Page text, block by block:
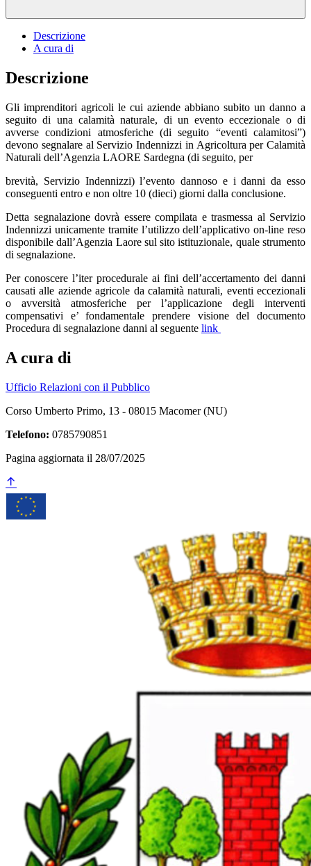
Descrizione
A cura di
Descrizione
Gli imprenditori agricoli le cui aziende abbiano subito un danno a
seguito di una calamità naturale, di un evento eccezionale o di
avverse condizioni atmosferiche (di seguito “eventi calamitosi”)
devono segnalare al Servizio Indennizzi in Agricoltura per Calamità
Naturali dell’Agenzia LAORE Sardegna (di seguito, per
brevità, Servizio Indennizzi) l’evento dannoso e i danni da esso
conseguenti entro e non oltre 10 (dieci) giorni dalla conclusione.
Detta segnalazione dovrà essere compilata e trasmessa al Servizio
Indennizzi unicamente tramite l’utilizzo dell’applicativo on-line reso
disponibile dall’Agenzia Laore sul sito istituzionale, quale strumento
di segnalazione.
Per conoscere l’iter procedurale ai fini dell’accertamento dei danni
causati alle aziende agricole da calamità naturali, eventi eccezionali
o avversità atmosferiche per l’applicazione degli interventi
compensativi e’ fondamentale prendere visione del documento
Procedura di segnalazione danni al seguente link
A cura di
Ufficio Relazioni con il Pubblico
Corso Umberto Primo, 13 - 08015 Macomer (NU)
Telefono: 0785790851
Pagina aggiornata il 28/07/2025